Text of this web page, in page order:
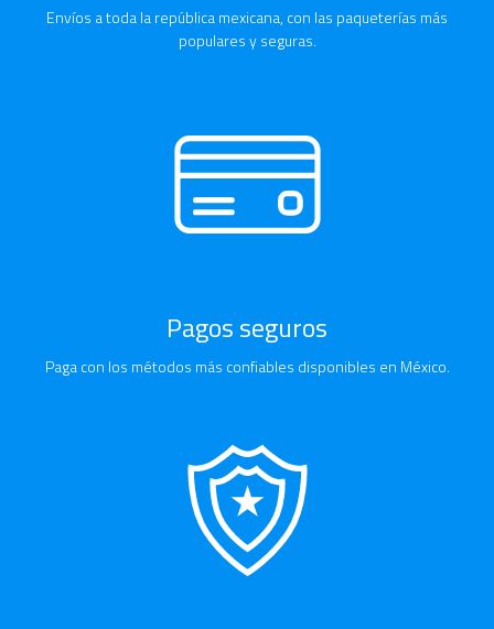
Envíos a toda la república mexicana, con las paqueterías más
populares y seguras.
Pagos seguros
Paga con los métodos más confiables disponibles en México.